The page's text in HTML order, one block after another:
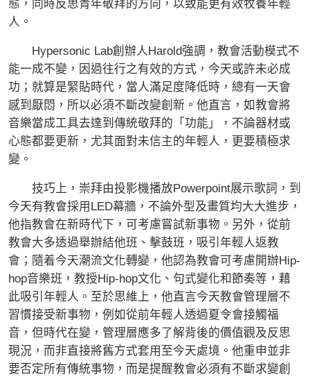
態，同時反思青年敬拜的方向，以致能更有效牧養年輕
人。
Hypersonic Lab創辦人Harold強調，教會活動模式不
能一成不變，因過往行之有效的方式，今天或許未必成
功；就算是緊貼時代，當人滿足度降低時，總有一天會
感到厭悶，所以必須不斷改變創新。他直言，如教會將
音樂當成工具去達到傳統敬拜的「功能」，不論器材或
心態都要更新，尤其面對未信主的年輕人，更要積極求
變。
技巧上，崇拜由投影機播放Powerpoint展示歌詞，到
今天有教會採用LED幕牆，不論外型及畫質均大大進步，
他指教會在新時代下，可考慮嘗試新事物。另外，從前
教會大多透過舉辦結他班、擊鼓班，吸引年輕人返教
會；隨着今天潮流文化轉變，他認為教會可考慮開辦Hip-
hop音樂班，教授Hip-hop文化、句式變化和節奏等，藉
此吸引年輕人。至於思維上，他直言今天教會管理層不
習慣接受新事物，例如從前年輕人透過夏令會接觸福
音，但時代在變，管理層應多了解背後的價值觀及反思
現況，而非直接將舊方式套用至今天處境。他重申並非
要否定所有傳統事物，而是提醒教會必須有不斷求變創